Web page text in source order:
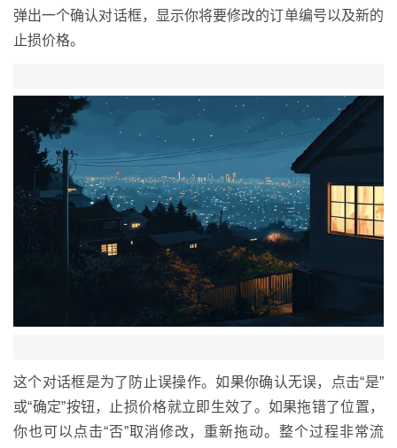
弹出一个确认对话框，显示你将要修改的订单编号以及新的
止损价格。
这个对话框是为了防止误操作。如果你确认无误，点击“是”
或“确定”按钮，止损价格就立即生效了。如果拖错了位置，
你也可以点击“否”取消修改，重新拖动。整个过程非常流